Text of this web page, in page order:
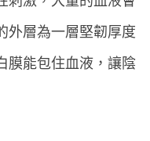
外層為一層堅韌厚度
膜能包住血液，讓陰